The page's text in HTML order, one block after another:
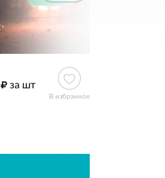
за шт
В избранное